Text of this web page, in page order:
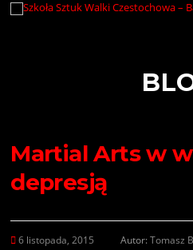
Przejdź
Martial Arts w
depresją
6 listopada, 2015 Autor:Tomasz